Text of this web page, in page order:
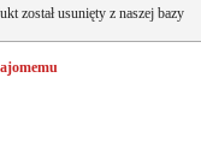
został usunięty z naszej bazy